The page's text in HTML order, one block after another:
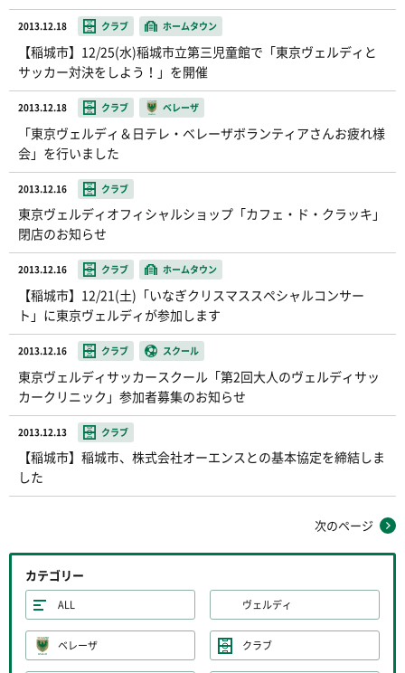
2013.12.18 クラブ ホームタウン
【稲城市】12/25(水)稲城市立第三児童館で「東京ヴェルディと
サッカー対決をしよう！」を開催
2013.12.18 クラブ ベレーザ
「東京ヴェルディ＆日テレ・ベレーザボランティアさんお疲れ様
会」を行いました
2013.12.16 クラブ
東京ヴェルディオフィシャルショップ「カフェ・ド・クラッキ」
閉店のお知らせ
2013.12.16 クラブ ホームタウン
【稲城市】12/21(土)「いなぎクリスマススペシャルコンサー
ト」に東京ヴェルディが参加します
2013.12.16 クラブ スクール
東京ヴェルディサッカースクール「第2回大人のヴェルディサッ
カークリニック」参加者募集のお知らせ
2013.12.13 クラブ
【稲城市】稲城市、株式会社オーエンスとの基本協定を締結しま
した
次のページ
カテゴリー
ALL ヴェルディ
ベレーザ クラブ